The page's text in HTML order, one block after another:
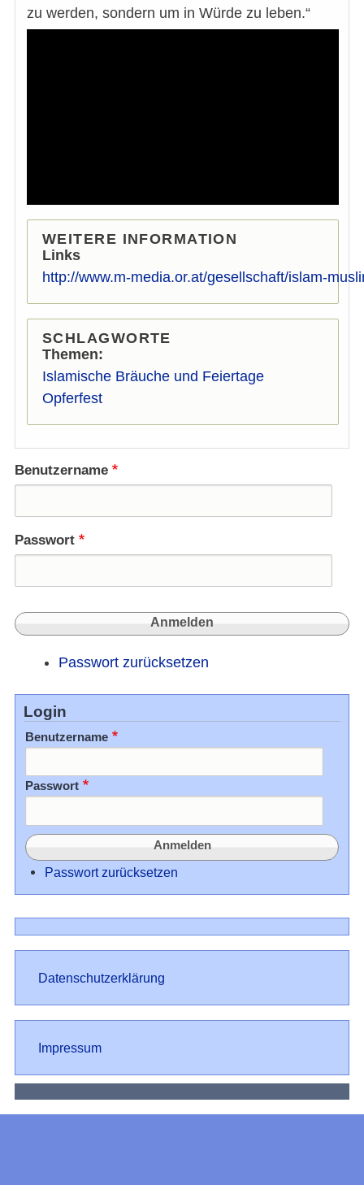
zu werden, sondern um in Würde zu leben.“
WEITERE INFORMATION
Links
http://www.m-media.or.at/gesellschaft/islam-
SCHLAGWORTE
Themen
Islamische Bräuche und Feiertage
Opferfest
Benutzername
Passwort
Passwort zurücksetzen
Login
Benutzername
Passwort
Passwort zurücksetzen
Datenschutz
Datenschutzerklärung
Impressum
Impressum